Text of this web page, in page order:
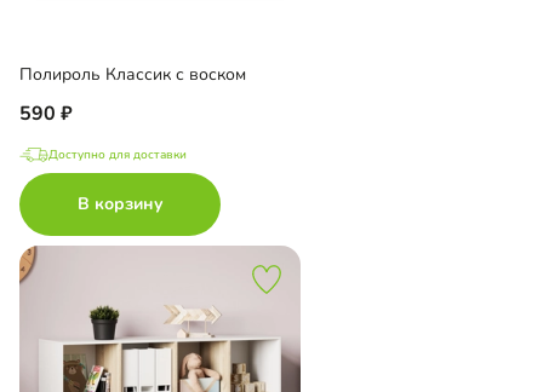
Полироль Классик с воском
590
Доступно для доставки
В корзину